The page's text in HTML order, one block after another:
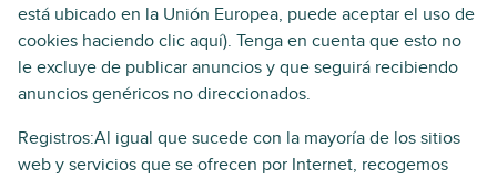
está ubicado en la Unión Europea, puede aceptar el uso de
cookies haciendo clic aquí). Tenga en cuenta que esto no
le excluye de publicar anuncios y que seguirá recibiendo
anuncios genéricos no direccionados.
Registros:Al igual que sucede con la mayoría de los sitios
web y servicios que se ofrecen por Internet, recogemos